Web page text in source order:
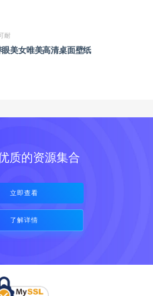
耐
眼美女唯美高清桌面壁纸
质的资源集合
立即查看
了解详情